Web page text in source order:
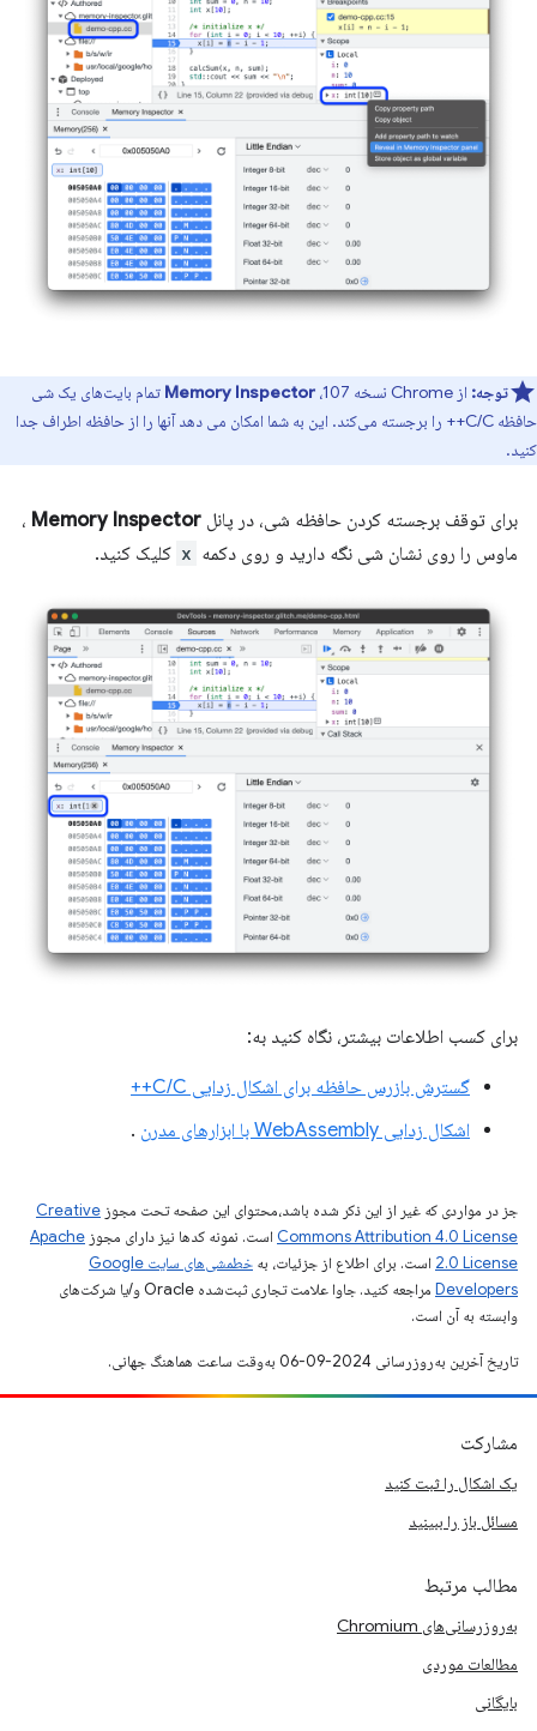
توجه: از Chrome نسخه 107، Memory Inspector تمام بایت‌های یک شی
حافظه C/C++ را برجسته می‌کند. این به شما امکان می دهد آنها را از حافظه اطراف جدا
کنید.
برای توقف برجسته کردن حافظه شی، در پانل Memory Inspector ،
ماوس را روی نشان شی نگه دارید و روی دکمه x کلیک کنید.
برای کسب اطلاعات بیشتر، نگاه کنید به:
گسترش بازرس حافظه برای اشکال زدایی C/C++
اشکال زدایی WebAssembly با ابزارهای مدرن
.
جز در مواردی که غیر از این ذکر شده باشد،‌محتوای این صفحه تحت مجوز Creative
Commons Attribution 4.0 License است. نمونه کدها نیز دارای مجوز Apache
2.0 License است. برای اطلاع از جزئیات، به
خطمشی‌های سایت Google
Developers‏
مراجعه کنید. جاوا علامت تجاری ثبت‌شده Oracle و/یا شرکت‌های
وابسته به آن است.
تاریخ آخرین به‌روزرسانی 2024-09-06 به‌وقت ساعت هماهنگ جهانی.
مشارکت
یک اشکال را ثبت کنید
مسائل باز را ببینید
مطالب مرتبط
به‌روزرسانی‌های Chromium
مطالعات موردی
بایگانی